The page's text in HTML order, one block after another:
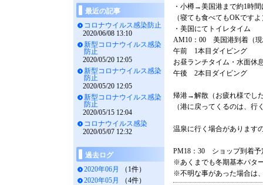
・小樽→美国港まで約1時
（寝ても食べてもOKですよ
・美国にてトイレタイム
AM10：00 美国港到着（
午前 1本目ダイビング
お昼ランチタイム・水面休
午後 2本目ダイビング
帰港→解散（お疲れ様でし
（港に戻ってくるのは、行
温泉に行く場合があります
PM18：30 ショップ到着予
※あくまでも冬期基本パタ
※不明な事があった場合は
最近の記事
コロナウイルス感染防止
2020/06/08 13:10
新型コロナウイルス感染
防止
2020/05/20 12:05
新型コロナウイルス感染
防止
2020/05/20 12:05
新型コロナウイルス感染
防止
2020/05/15 12:04
コロナウイルス感染
2020/05/07 12:32
過去ログ
2020年06月
（1件）
2020年05月
（4件）